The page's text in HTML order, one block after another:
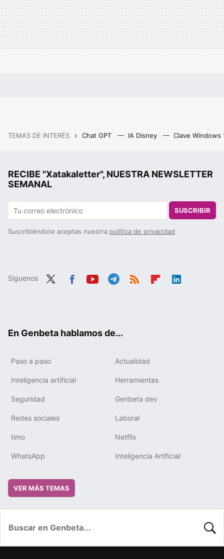
TEMAS DE INTERÉS Chat GPT IA Disney Clave Windows
RECIBE "Xatakaletter", NUESTRA NEWSLETTER
SEMANAL
SUSCRIBIR
Suscribiéndote aceptas nuestra política de privacidad
Síguenos
En Genbeta hablamos de...
Paso a paso Actualidad
Inteligencia artificial Herramientas
Seguridad Genbeta dev
Redes sociales Laboral
timo Netflix
WhatsApp Inteligencia Artificial
VER MÁS TEMAS